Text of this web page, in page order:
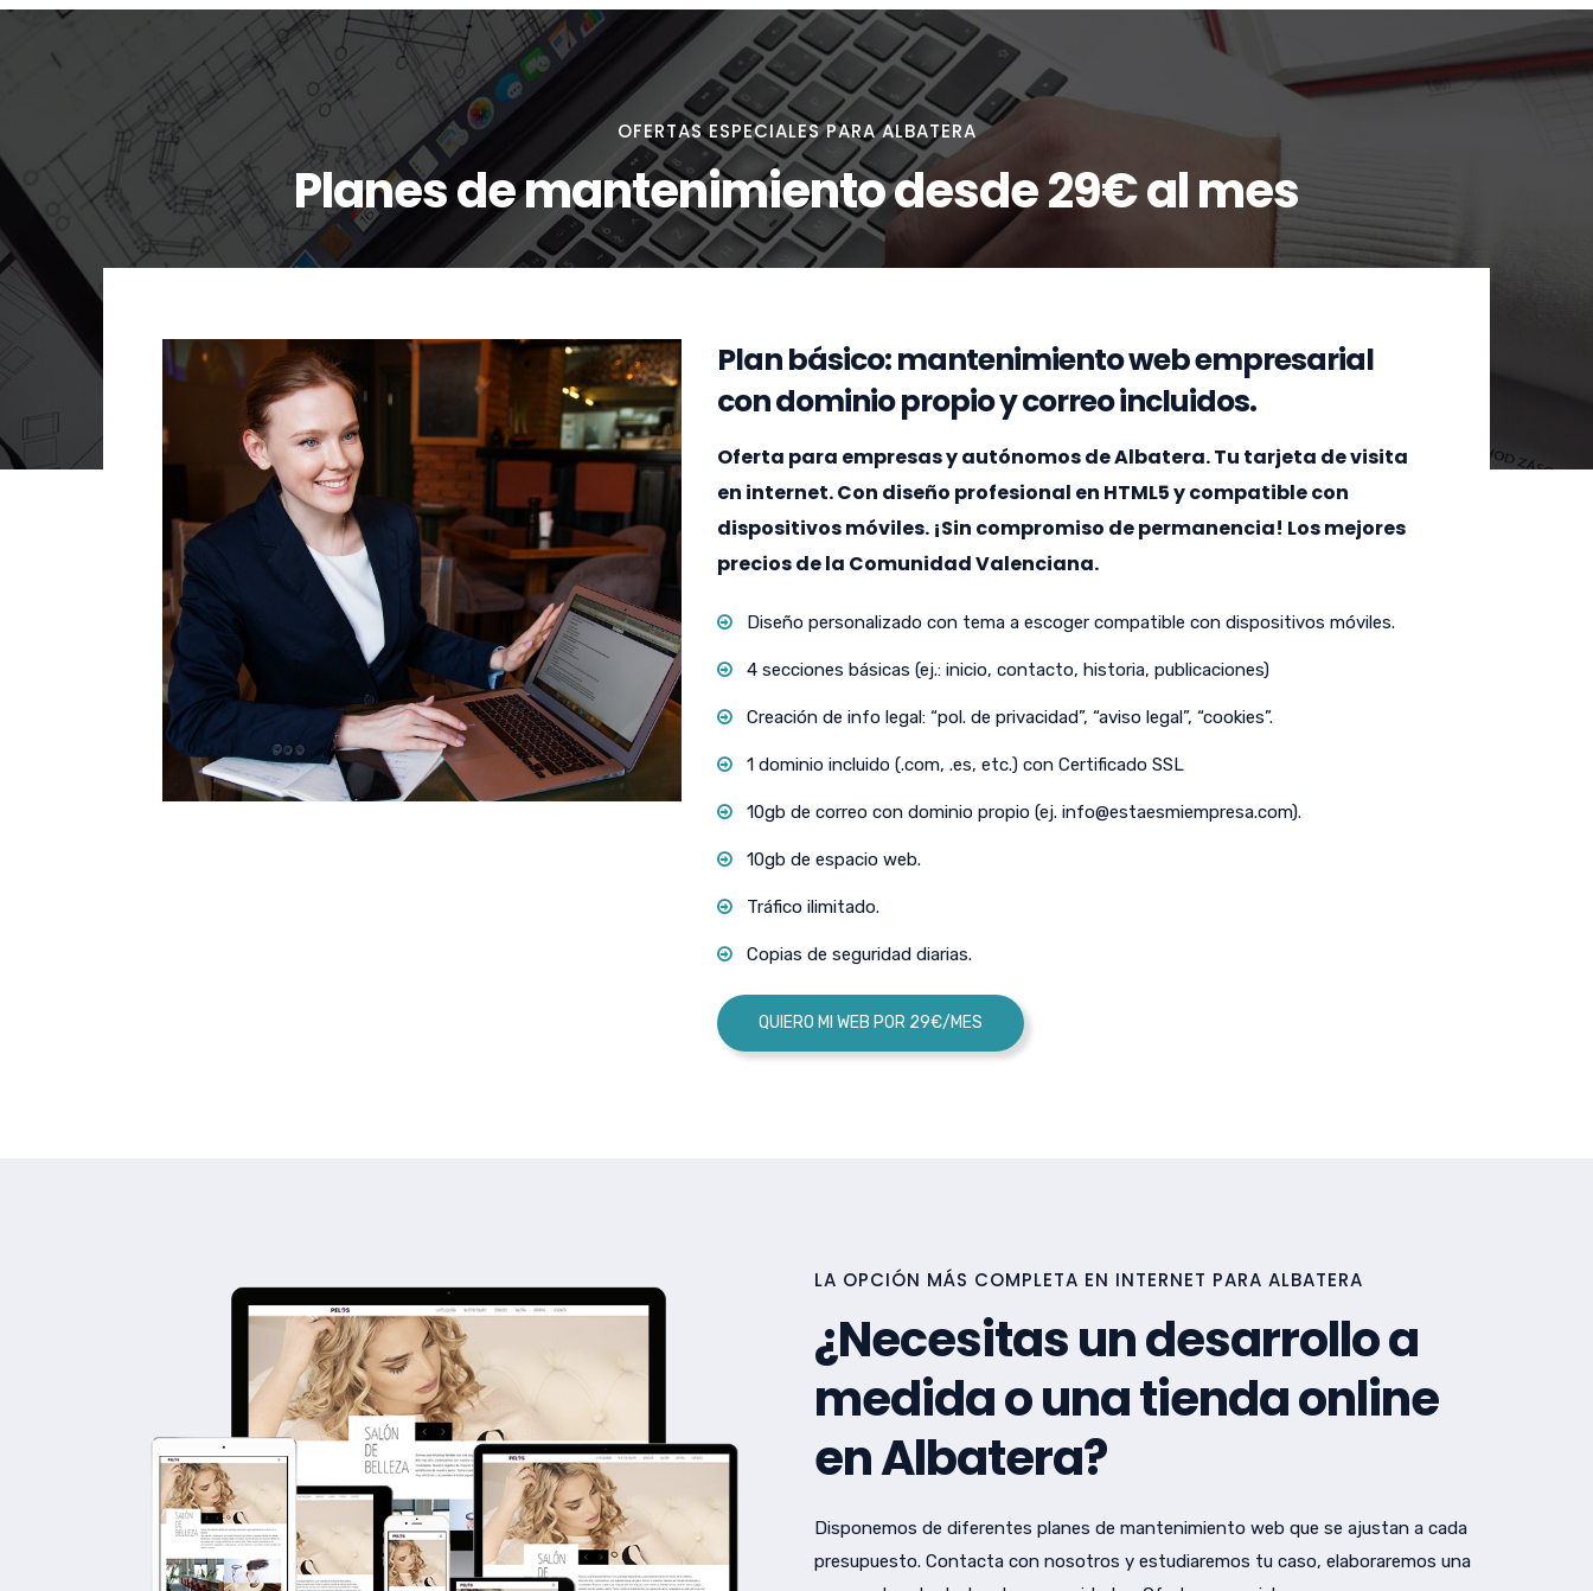
OFERTAS ESPECIALES PARA ALBATERA
Planes de mantenimiento desde 29€ al mes
Plan básico: mantenimiento web empresarial
con dominio propio y correo incluidos.
Oferta para empresas y autónomos de Albatera. Tu tarjeta de visita
en internet. Con diseño profesional en HTML5 y compatible con
dispositivos móviles. ¡Sin compromiso de permanencia! Los mejores
precios de la Comunidad Valenciana.
Diseño personalizado con tema a escoger compatible con dispositivos móviles.
4 secciones básicas (ej.: inicio, contacto, historia, publicaciones)
Creación de info legal: “pol. de privacidad”, “aviso legal”, “cookies”.
1 dominio incluido (.com, .es, etc.) con Certificado SSL
10gb de correo con dominio propio (ej. info@estaesmiempresa.com).
10gb de espacio web.
Tráfico ilimitado.
Copias de seguridad diarias.
QUIERO MI WEB POR 29€/MES
LA OPCIÓN MÁS COMPLETA EN INTERNET PARA ALBATERA
¿Necesitas un desarrollo a
medida o una tienda online
en Albatera?
Disponemos de diferentes planes de mantenimiento web que se ajustan a cada
presupuesto. Contacta con nosotros y estudiaremos tu caso, elaboraremos una